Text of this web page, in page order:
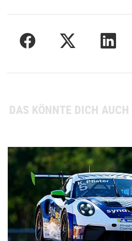
DAS KÖNNTE DICH